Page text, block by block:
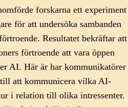
forskarna ett experiment
för att undersöka sambanden
Resultatet bekräftar att
förtroende att vara öppen
AI. Här är har kommunikatörer
att kommunicera vilka AI-
i relation till olika intressenter.